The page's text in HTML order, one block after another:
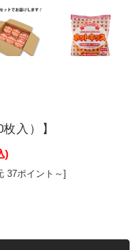
入）】
)
37ポイント～]